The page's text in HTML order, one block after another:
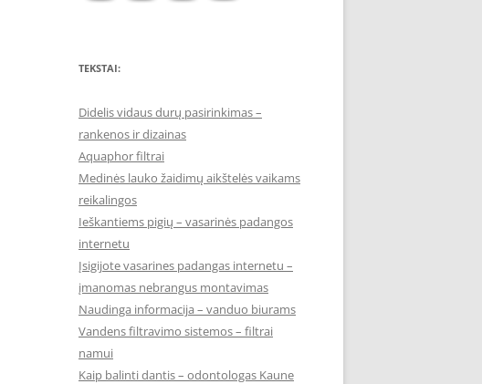
TEKSTAI:
Didelis vidaus durų pasirinkimas –
rankenos ir dizainas
Aquaphor filtrai
Medinės lauko žaidimų aikštelės vaikams
reikalingos
Ieškantiems pigių – vasarinės padangos
internetu
Įsigijote vasarines padangas internetu –
įmanomas nebrangus montavimas
Naudinga informacija – vanduo biurams
Vandens filtravimo sistemos – filtrai
namui
Kaip balinti dantis – odontologas Kaune